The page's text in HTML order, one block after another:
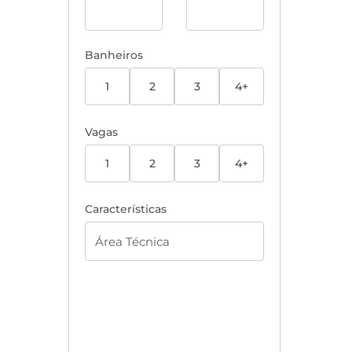
Banheiros
1 2 3 4+
Vagas
1 2 3 4+
Características